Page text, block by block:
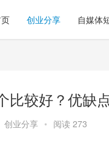
创业分享 自媒体
比较好？优缺
创业分享 • 阅读 273